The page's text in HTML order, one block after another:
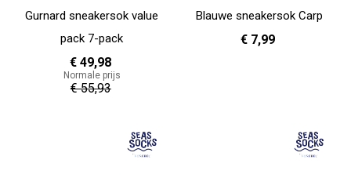
Gurnard sneakersok value
pack 7-pack
€ 49,98
Normale prijs
€ 55,93
In Winkelwagen
Blauwe sneakersok Carp
€ 7,99